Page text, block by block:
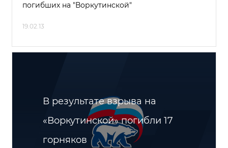
погибших на "Воркутинской"
19.02.13
В результате взрыва на
«Воркутинской» погибли 17
горняков